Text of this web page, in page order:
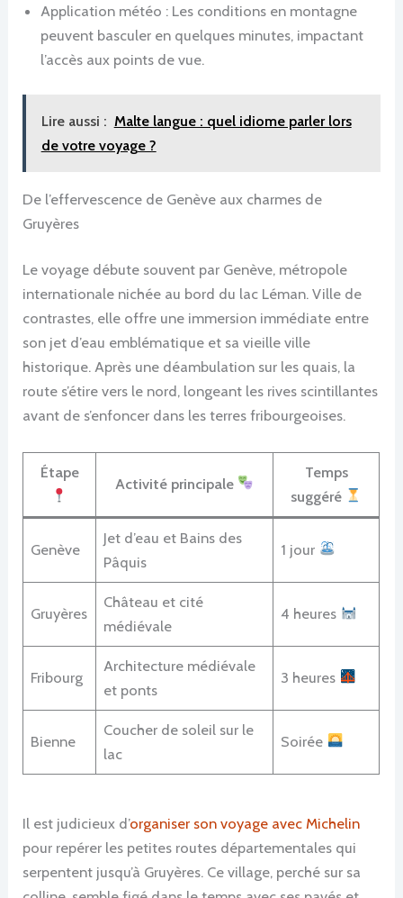
Application météo : Les conditions en montagne
peuvent basculer en quelques minutes, impactant
l’accès aux points de vue.
Lire aussi : Malte langue : quel idiome parler lors
de votre voyage ?
De l’effervescence de Genève aux charmes de
Gruyères
Le voyage débute souvent par Genève, métropole
internationale nichée au bord du lac Léman. Ville de
contrastes, elle offre une immersion immédiate entre
son jet d’eau emblématique et sa vieille ville
historique. Après une déambulation sur les quais, la
route s’étire vers le nord, longeant les rives scintillantes
avant de s’enfoncer dans les terres fribourgeoises.
Étape
Activité principale
Temps
suggéré
Genève
Jet d’eau et Bains des
Pâquis
1 jour
Gruyères
Château et cité
médiévale
4 heures
Fribourg
Architecture médiévale
et ponts
3 heures
Bienne
Coucher de soleil sur le
lac
Soirée
Il est judicieux d’organiser son voyage avec Michelin
pour repérer les petites routes départementales qui
serpentent jusqu’à Gruyères. Ce village, perché sur sa